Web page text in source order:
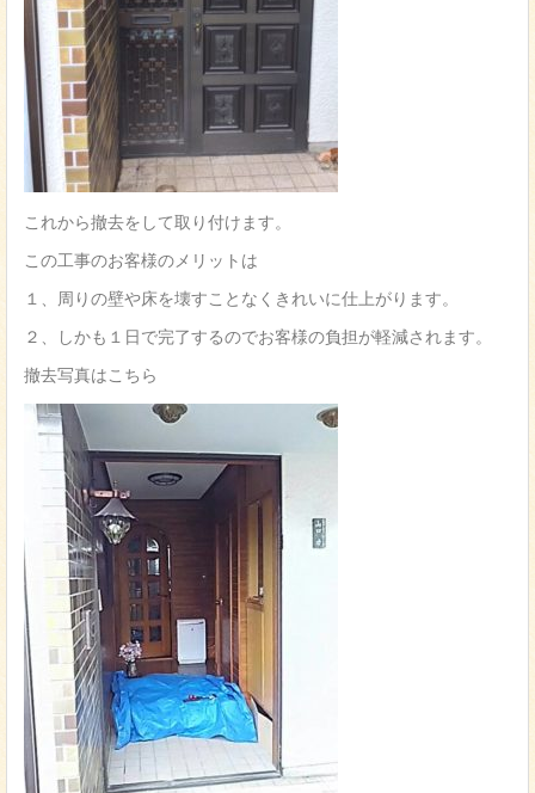
これから撤去をして取り付けます。
この工事のお客様のメリットは
１、周りの壁や床を壊すことなくきれいに仕上がります。
２、しかも１日で完了するのでお客様の負担が軽減されます。
撤去写真はこちら